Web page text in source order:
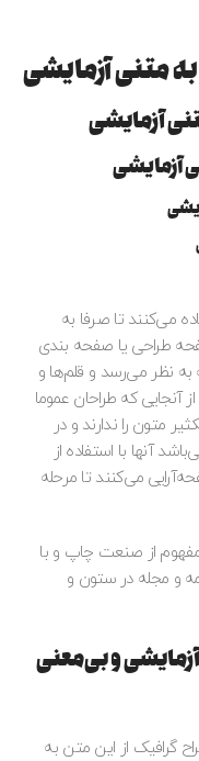
متنی آزمایشی
آزمایشی
آزمایشی
می‌کنند تا صرفا به
طراحی یا صفحه بندی
به نظر می‌رسد و قلم‌ها و
آنجایی که طراحان عموما
متون را ندارند و در
آنها با استفاده از
می‌کنند تا مرحله
از صنعت چاپ و با
و مجله در ستون و
و بی‌معنی
گرافیک از این متن به